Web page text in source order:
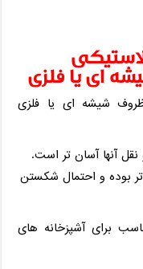
ای یا فلزی
شیشه ای یا فلزی
آنها آسان تر است.
بوده و احتمال شکستن
برای آشپزخانه های